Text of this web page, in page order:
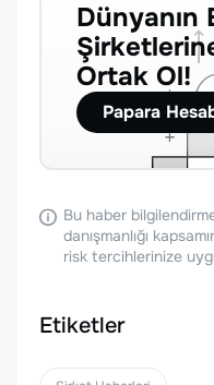
Dünyanın
Ortak Ol!
Papara
Bu haber
danışmanlığı
risk tercihlerinize
Etiketler